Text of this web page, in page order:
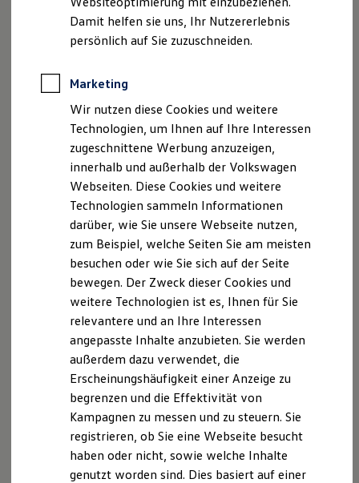
Elektrofahrzeugkonzepte
ID. EVERY1
Reichweite
Rekuperation
Laden unterwegs
Laden Zuhause
Ladestationen finden
Ladezeitensimulator
Batterie
Sicherheit
Nachhaltigkeit
Technologie
Kosten und Kauf
Verbrauchskosten
Kaufoptionen
E-Auto-Förderung
Software und Konnektivität
Die ID. Software 6
ID. Software Versionen und Updates
Digitale Extras
Schnittstellen zu Ihrem ID.
Marke und Erlebnis
Volkswagen R und R Experience
R-Modelle
R Experience
Driving Experience
Volkswagen entdecken
Werkbesichtigung
entscheiden.
BlueMotion Technology:Die beiden 77 kW Otto- und
Technology-Paket angeboten. Hier wird der
Kraftstoffverbrauch durch ein Zusammenspiel
verschiedener technischer Maßnahmen gesenkt.
Support und Komfort:Das Elektronische
Stabilisierungsprogramm mit EDS und ASR kann für festen
Halt bei nahezu jedem Untergrund sorgen. Und falls trotz
aller Vorsicht doch mal etwas passieren sollte, können die
aktiven Kopfstützen und Airbags dabei helfen, Fahrer und
Beifahrer zu schützen.
Diese kompakte Limousine vereint Eleganz und
Sportlichkeit. Das zeigt sich nicht nur im gesamten Auftritt
des Fahrzeugs, sondern auch in den Details wie den
Chromzierleisten an den Seitenscheiben.
Ausstattung:Sinnvoll angeordnete Bedienelemente und
eine übersichtliche Multifunktionsanzeige bieten Ihnen
einen praktischen Überblick. Das abgestimmte Fahrwerk
kann eine hohe Fahrdynamik bereitstellen und die
Vierlenker-Hinterachse mit zahlreichen Federungen kann
für hervorragende Stabilität auch auf schwierigem Gelände
Damit helfen sie uns, Ihr Nutzererlebnis
persönlich auf Sie zuzuschneiden.
Marketing
Wir nutzen diese Cookies und weitere
Technologien, um Ihnen auf Ihre Interessen
zugeschnittene Werbung anzuzeigen,
innerhalb und außerhalb der Volkswagen
Webseiten. Diese Cookies und weitere
Technologien sammeln Informationen
darüber, wie Sie unsere Webseite nutzen,
zum Beispiel, welche Seiten Sie am meisten
besuchen oder wie Sie sich auf der Seite
bewegen. Der Zweck dieser Cookies und
weitere Technologien ist es, Ihnen für Sie
relevantere und an Ihre Interessen
angepasste Inhalte anzubieten. Sie werden
außerdem dazu verwendet, die
Erscheinungshäufigkeit einer Anzeige zu
begrenzen und die Effektivität von
Kampagnen zu messen und zu steuern. Sie
registrieren, ob Sie eine Webseite besucht
haben oder nicht, sowie welche Inhalte
genutzt worden sind. Dies basiert auf einer